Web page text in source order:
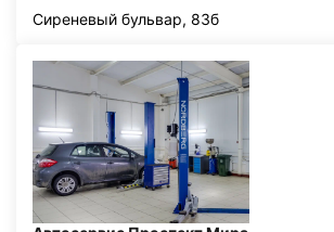
Сиреневый бульвар, 83б